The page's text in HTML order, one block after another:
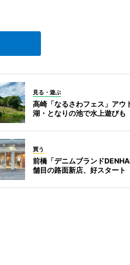
見る・遊ぶ
高崎「なるさわフェス」アウ
湖・となりの池で水上遊びも
買う
前橋「デニムブランド
舗目の路面新店、好スタート